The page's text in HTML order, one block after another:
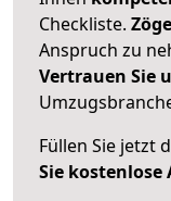
Checkliste.
Anspruch zu
Vertrauen Sie
Füllen Sie jetzt
Sie kostenlose